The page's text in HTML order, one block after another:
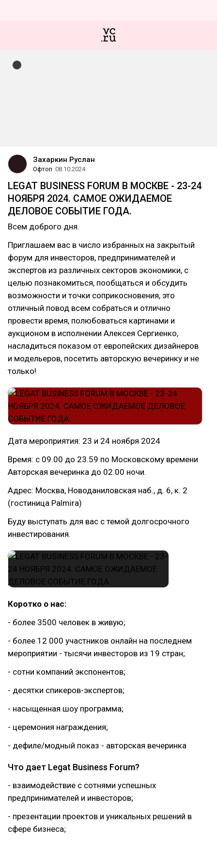
Захаркин Руслан
Офтоп 08.10.2024
LEGAT BUSINESS FORUM В МОСКВЕ - 23-24
НОЯБРЯ 2024. САМОЕ ОЖИДАЕМОЕ
ДЕЛОВОЕ СОБЫТИЕ ГОДА.
Всем доброго дня.
Приглашаем вас в число избранных на закрытый
форум для инвесторов, предпринимателей и
экспертов из различных секторов экономики, с
целью познакомиться, пообщаться и обсудить
возможности и точки соприкосновения, это
отличный повод всем собраться и отлично
провести время, полюбоваться картинами и
аукционом в исполнении Алексея Сергиенко,
насладиться показом от европейских дизайнеров
и модельеров, посетить авторскую вечеринку и не
только!
Дата мероприятия: 23 и 24 ноября 2024
Время: с 09.00 до 23.59 по Московскому времени
Авторская вечеринка до 02.00 ночи.
Адрес: Москва, Новоданиловская наб., д. 6, к. 2
(гостиница Palmira)
Буду выступать для вас с темой долгосрочного
инвестирования.
Коротко о нас:
- более 3500 человек в живую;
- более 12 000 участников онлайн на последнем
мероприятии - тысячи инвесторов из 19 стран;
- сотни компаний экспонентов;
- десятки спикеров-экспертов;
- насыщенная шоу программа;
- церемония награждения;
- дефиле/модный показ - авторская вечеринка
Что дает Legat Business Forum?
- взаимодействие с сотнями успешных
предпринимателей и инвесторов;
- презентации проектов и уникальных решений в
сфере бизнеса;